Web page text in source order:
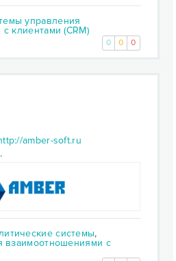
управления
клиентами (CRM)
0 0 0
amber-soft.ru
системы,
взаимоотношениями с